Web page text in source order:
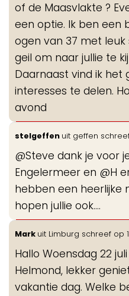
of de Maasvlakte ?
een optie. Ik ben een
ogen van 37 met
geil om naar jullie te
Daarnaast vind ik het
interesses te delen.
avond
stelgeffen uit geffen
@Steve dank je voor
Engelermeer en @H
hebben een heerlijke
hopen jullie ook....
Mark uit Limburg schreef op
Hallo Woensdag 22
Helmond, lekker
vakantie dag. Welke